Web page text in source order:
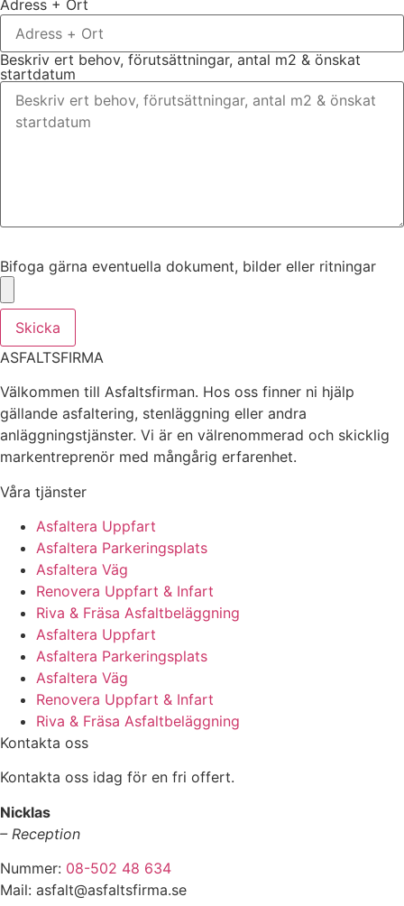
Adress + Ort
Beskriv ert behov, förutsättningar, antal m2 & önskat
startdatum
Bifoga gärna eventuella dokument, bilder eller ritningar
Skicka
ASFALTSFIRMA
Välkommen till Asfaltsfirman. Hos oss finner ni hjälp
gällande asfaltering, stenläggning eller andra
anläggningstjänster. Vi är en välrenommerad och skicklig
markentreprenör med mångårig erfarenhet.
Våra tjänster
Asfaltera Uppfart
Asfaltera Parkeringsplats
Asfaltera Väg
Renovera Uppfart & Infart
Riva & Fräsa Asfaltbeläggning
Asfaltera Uppfart
Asfaltera Parkeringsplats
Asfaltera Väg
Renovera Uppfart & Infart
Riva & Fräsa Asfaltbeläggning
Kontakta oss
Kontakta oss idag för en fri offert.
Nicklas
– Reception
Nummer: 08-502 48 634
Mail: asfalt@asfaltsfirma.se